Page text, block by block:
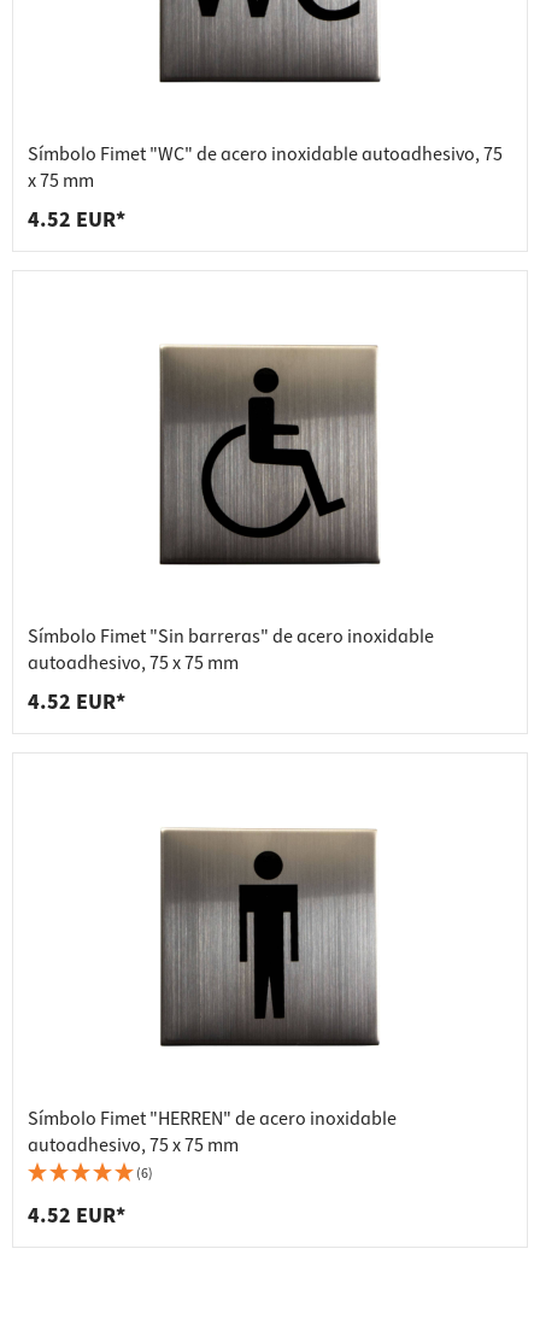
Símbolo Fimet "WC" de acero inoxidable autoadhesivo, 75
x 75 mm
4.52 EUR*
Símbolo Fimet "Sin barreras" de acero inoxidable
autoadhesivo, 75 x 75 mm
4.52 EUR*
Símbolo Fimet "HERREN" de acero inoxidable
autoadhesivo, 75 x 75 mm
(6)
4.52 EUR*